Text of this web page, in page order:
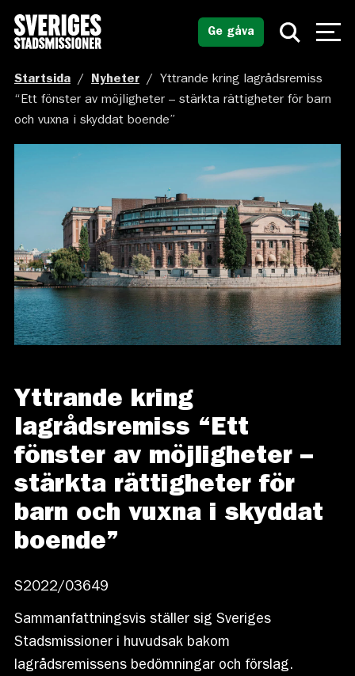
Ge gåva
Startsida / Nyheter /
Yttrande kring lagrådsremiss
“Ett fönster av möjligheter – stärkta rättigheter för barn
och vuxna i skyddat boende”
Yttrande kring
lagrådsremiss “Ett
fönster av möjligheter –
stärkta rättigheter för
barn och vuxna i skyddat
boende”
S2022/03649
Sammanfattningsvis ställer sig Sveriges
Stadsmissioner i huvudsak bakom
lagrådsremissens bedömningar och förslag.